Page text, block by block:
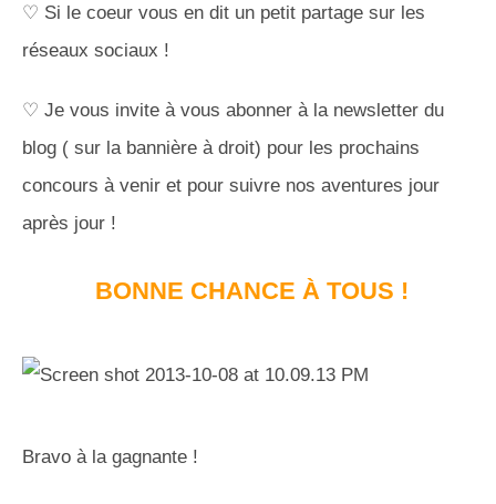
♡ Si le coeur vous en dit un petit partage sur les
réseaux sociaux !
♡ Je vous invite à vous abonner à la newsletter du
blog ( sur la bannière à droit) pour les prochains
concours à venir et pour suivre nos aventures jour
après jour !
BONNE CHANCE À TOUS !
Bravo à la gagnante !